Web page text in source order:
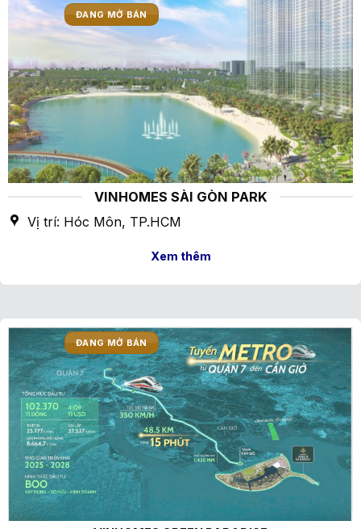
ĐANG MỞ BÁN
VINHOMES SÀI GÒN PARK
Vị trí: Hóc Môn, TP.HCM
Xem thêm
ĐANG MỞ BÁN